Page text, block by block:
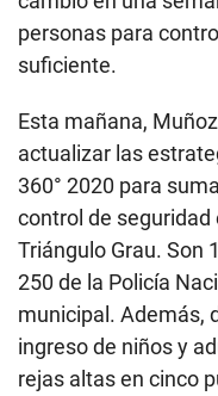
personas para
suficiente.
Esta mañana,
actualizar las
360° 2020 para
control de seguridad
Triángulo Grau. Son
250 de la Policía
municipal. Además,
ingreso de niños y
rejas altas en cinco